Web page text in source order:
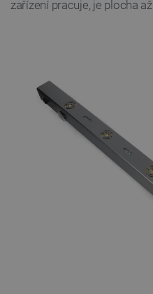
zařízení pracuje, je plocha až